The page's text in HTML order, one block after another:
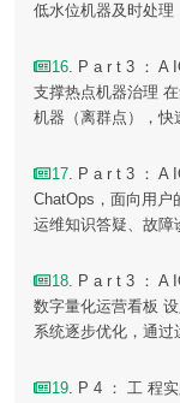
低水位机器及时处理
16. P a r t 3 ： A
支撑热点机器治理
机器（离群点），快
17. P a r t 3 ： A
ChatOps，面向用户
运维知识答疑、故障
18. P a r t 3 ： A
数字量化运营看板
系统逐步优化，通过
19. P 4 ： 工 程